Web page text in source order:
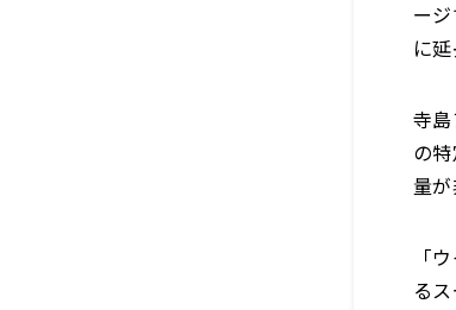
ー
に
寺
の
量
「
る